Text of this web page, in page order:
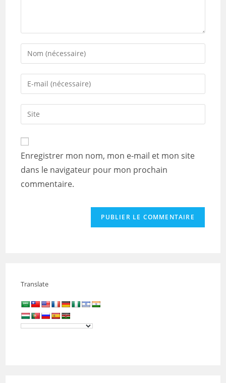
Enter
your
name
comment
Enter
your
email
address
Saisir
l’URL
votre
site
(facultatif)
Enregistrer mon nom, mon e-mail et mon site
dans le navigateur pour mon prochain
commentaire.
Translate